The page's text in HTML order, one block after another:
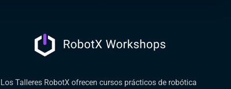
Los Talleres RobotX ofrecen cursos prácticos de robótica